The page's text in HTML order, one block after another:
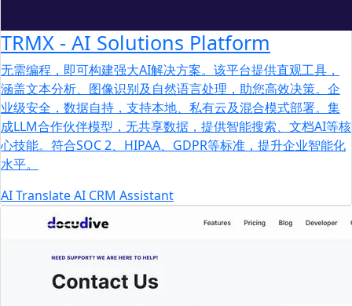
TRMX - AI Solutions Platform
无需编程，即可构建强大AI解决方案。该平台提供直观工具，
涵盖文本分析、图像识别及自然语言处理，助您高效决策。企
业级安全，数据自持，支持本地、私有云及混合模式部署。集
成LLM合作伙伴模型，无共享数据，提供智能搜索、文档AI等核
心技能。符合SOC 2、HIPAA、GDPR等标准，提升企业智能化
水平。
AITranslateAI CRM Assistant